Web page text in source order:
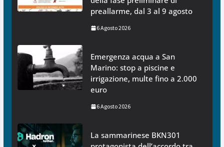
preallarme, dal 3 al 9 agosto
6 Agosto 2026
Emergenza acqua a San
Marino: stop a piscine e
irrigazione, multe fino a 2.000
euro
6 Agosto 2026
La sammarinese BKN301